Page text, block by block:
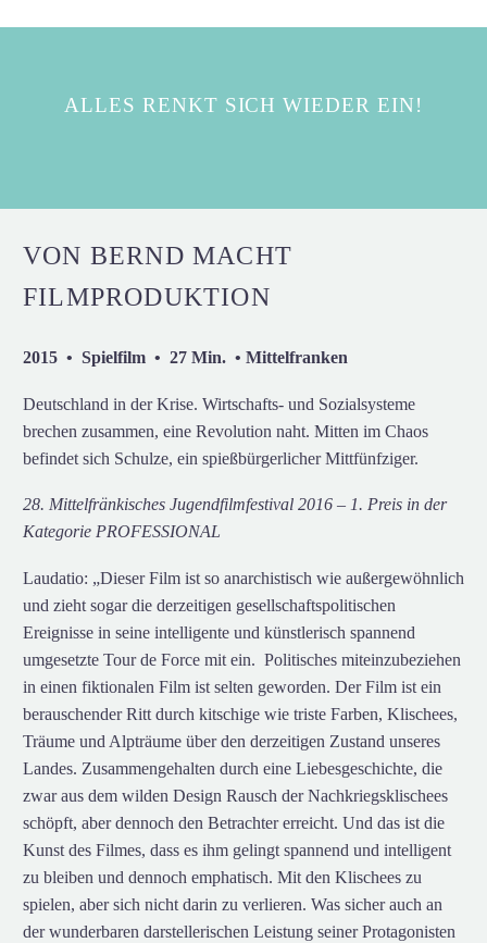
ALLES RENKT SICH WIEDER EIN!
VON BERND MACHT
FILMPRODUKTION
2015 • Spielfilm • 27 Min. • Mittelfranken
Deutschland in der Krise. Wirtschafts- und Sozialsysteme
brechen zusammen, eine Revolution naht. Mitten im Chaos
befindet sich Schulze, ein spießbürgerlicher Mittfünfziger.
28. Mittelfränkisches Jugendfilmfestival 2016 – 1. Preis in der
Kategorie PROFESSIONAL
Laudatio: „Dieser Film ist so anarchistisch wie außergewöhnlich
und zieht sogar die derzeitigen gesellschaftspolitischen
Ereignisse in seine intelligente und künstlerisch spannend
umgesetzte Tour de Force mit ein. Politisches miteinzubeziehen
in einen fiktionalen Film ist selten geworden. Der Film ist ein
berauschender Ritt durch kitschige wie triste Farben, Klischees,
Träume und Alpträume über den derzeitigen Zustand unseres
Landes. Zusammengehalten durch eine Liebesgeschichte, die
zwar aus dem wilden Design Rausch der Nachkriegsklischees
schöpft, aber dennoch den Betrachter erreicht. Und das ist die
Kunst des Filmes, dass es ihm gelingt spannend und intelligent
zu bleiben und dennoch emphatisch. Mit den Klischees zu
spielen, aber sich nicht darin zu verlieren. Was sicher auch an
der wunderbaren darstellerischen Leistung seiner Protagonisten